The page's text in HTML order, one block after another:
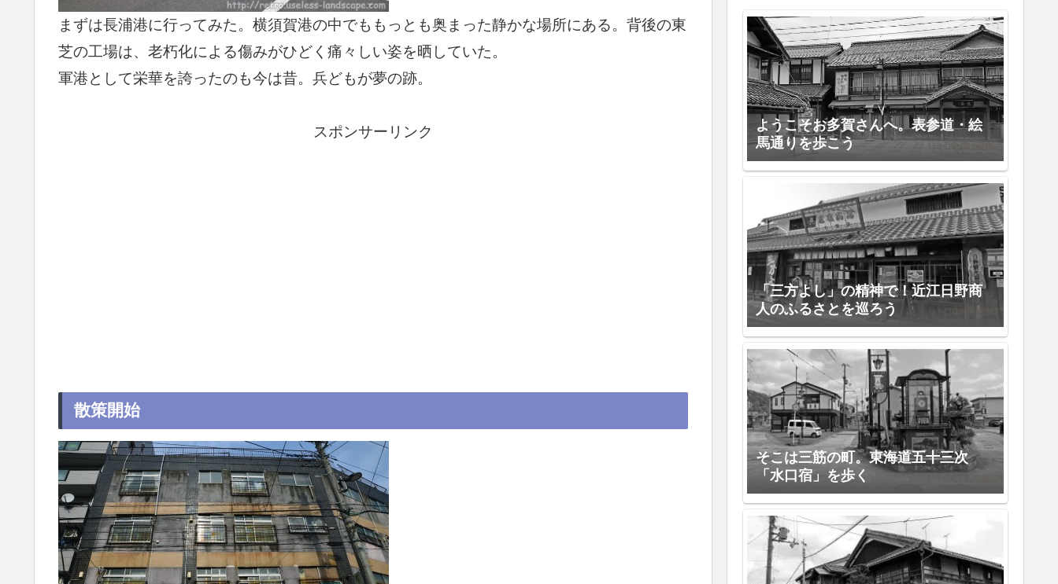
まずは長浦港に行ってみた。横須賀港の中でももっとも奥まった静かな場所にある。背後の東
芝の工場は、老朽化による傷みがひどく痛々しい姿を晒していた。
軍港として栄華を誇ったのも今は昔。兵どもが夢の跡。
スポンサーリンク
散策開始
ようこそお多賀さんへ。表参道・絵
馬通りを歩こう
「三方よし」の精神で！近江日野商
人のふるさとを巡ろう
そこは三筋の町。東海道五十三次
「水口宿」を歩く